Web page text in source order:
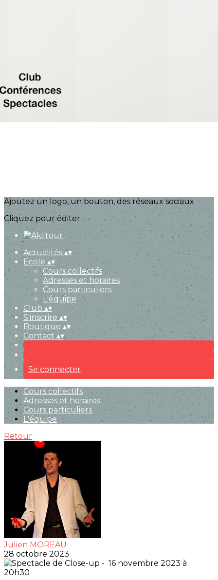
Images de la page d'accueil
Cliquez pour éditer
Ajoutez un logo, un bouton, des réseaux sociaux
Cliquez pour éditer
Actualités ▴▾
Ecole▴▾
Cours collectifs
Adresses et horaires
Cours particuliers
L'équipe
Club ▴▾
S'inscrire ▴▾
Boutique▴▾
Contact ▴▾
Se connecter
Cours collectifs
Adresses et horaires
Cours particuliers
L'équipe
Retour
Julien MOREAU
28 octobre 2023